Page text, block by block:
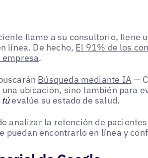
llame a su consultorio, llene
línea. De hecho, El 91% de los
.
Búsqueda mediante IA —
ubicación, sino también para
túevalúe su estado de salud.
analizar la retención de
puedan encontrarlo en línea y